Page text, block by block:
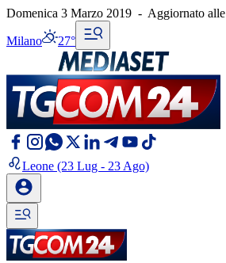
Domenica 3 Marzo 2019 - Aggiornato alle
Milano 27°
Leone (23 Lug - 23 Ago)